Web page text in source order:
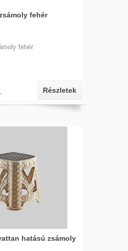
fehér
fehér
Részletek
hatású zsámoly